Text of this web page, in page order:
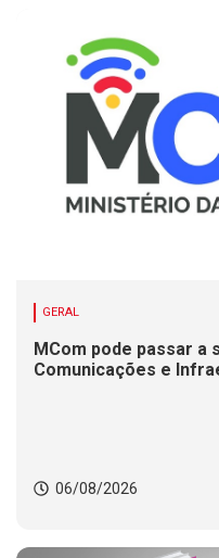
GERAL
MCom pode passar a
Comunicações e
06/08/2026